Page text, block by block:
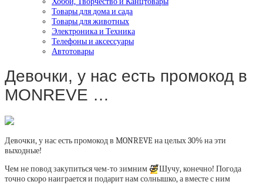
Товары для дома и сада
Товары для животных
Электроника и Техника
Телефоны и аксессуары
Автотовары
Девочки, у нас есть промокод в
MONREVE …
Девочки, у нас есть промокод в MONREVE на целых 30% на эти
выходные!
Чем не повод закупиться чем-то зимним🤣Шучу, конечно! Погода
точно скоро наиграется и подарит нам солнышко, а вместе с ним